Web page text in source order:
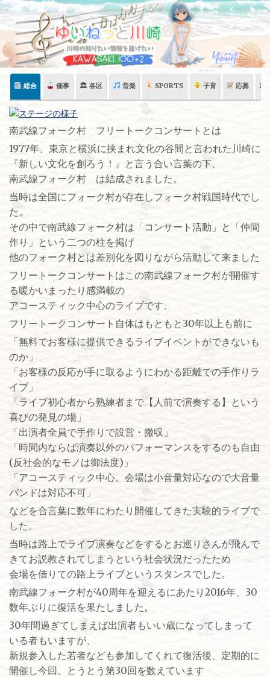
Skip
content
総合 催事 🏛 各区 音楽 SPORTS 子育 応募 🏛
南武線フォーク村 フリートークコンサートとは
1977年、東京と横浜に挟まれ文化の谷間と言われた川崎に
『新しい文化を創ろう！』と言う合い言葉の下、
南武線フォーク村 は結成されました。
当時は全国にフォーク村が存在しフォーク村戦国時代でし
た。
その中で南武線フォーク村は「コンサート活動」と「仲間
作り」という二つの柱を掲げ
他のフォーク村とは差別化を図りながら活動して来ました
フリートークコンサートはこの南武線フォーク村が開催す
る暖かいまったり感満載の
アコースティック中心のライブです。
フリートークコンサート自体はもともと30年以上も前に
「無料でお客様に提供できるライブイベントができないも
のか」
「お客様の反応が手に取るようにわかる距離での手作りラ
イブ」
「ライブ初心者から熟練者まで【人前で演奏する】という
喜びの発見の場」
「出演者全員で手作りで設営・撤収」
「時間内ならば演奏以外のパフォーマンスをするのも自由
(反社会的なモノは御法度)」
「アコースティック中心。会場は小音量対応なので大音量
バンドは対応不可」
などを合言葉に数年にわたり開催してきた実験的ライブで
した。
当時は路上でライブ演奏などをするとお巡りさんが飛んで
きてお説教されてしまうという社会状況だったため
会場を借りての路上ライブというスタンスでした。
南武線フォーク村が40周年を迎えるにあたり2016年、30
数年ぶりに復活を果たしました。
30年間過ぎてしまえば出演者もいい歳になってしまって
いる者もいますが、
新規参入した若者なども参加してくれて復活後、定期的に
開催し今回、とうとう第30回を数えています